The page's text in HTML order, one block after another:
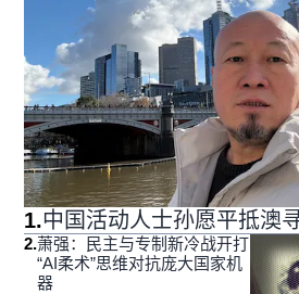
1.中国活动人士孙愿平抵澳
2.萧强：民主与专制新冷战开打
“AI柔术”思维对抗庞大国家机
器